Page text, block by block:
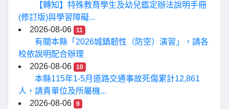
【轉知】特殊教育學生及幼兒鑑定辦法說明手冊
(修訂版)與學習障礙...
2026-08-06
11
有關本縣「2026城鎮韌性（防空）演習」，請各
校依說明配合辦理
2026-08-06
10
本縣115年1-5月道路交通事故死傷累計12,861
人，請貴單位及所屬機...
2026-08-06
9